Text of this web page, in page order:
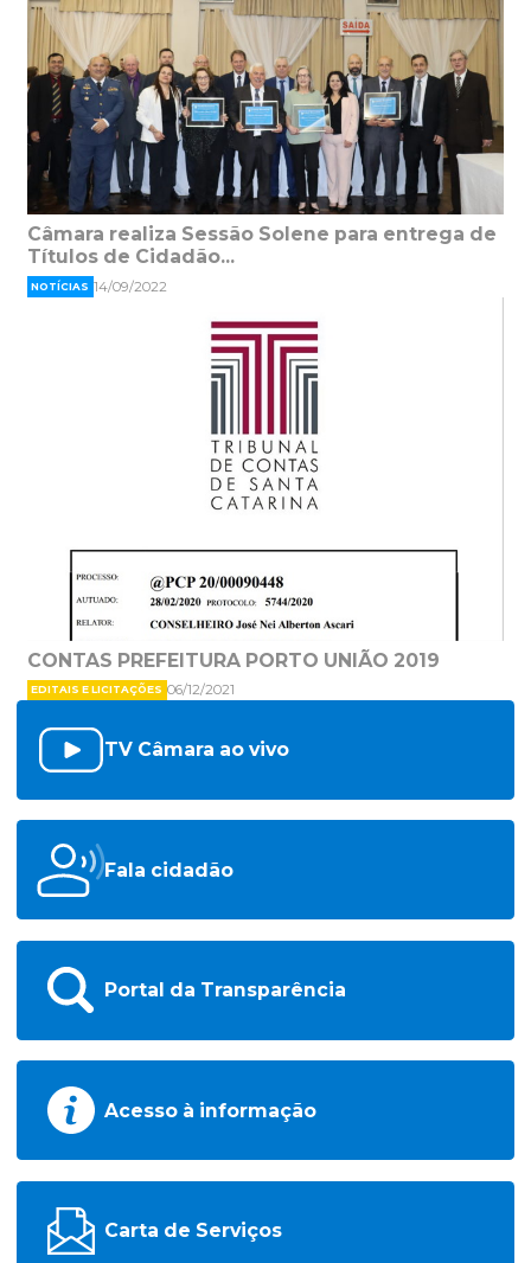
Câmara realiza Sessão Solene para entrega de
Títulos de Cidadão...
NOTÍCIAS 14/09/2022
CONTAS PREFEITURA PORTO UNIÃO 2019
EDITAIS E LICITAÇÕES 06/12/2021
TV Câmara ao vivo
Fala cidadão
Portal da Transparência
Acesso à informação
Carta de Serviços